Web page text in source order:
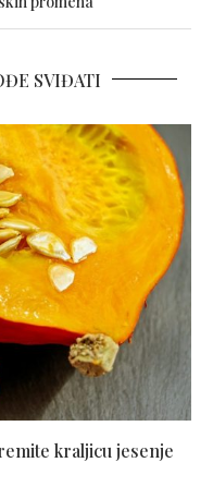
SVIĐATI
kraljicu jesenje